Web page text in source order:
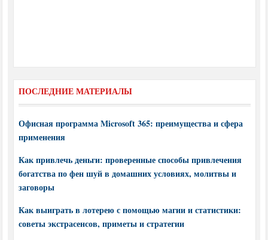
ПОСЛЕДНИЕ МАТЕРИАЛЫ
Офисная программа Microsoft 365: преимущества и сфера
применения
Как привлечь деньги: проверенные способы привлечения
богатства по фен шуй в домашних условиях, молитвы и
заговоры
Как выиграть в лотерею с помощью магии и статистики:
советы экстрасенсов, приметы и стратегии